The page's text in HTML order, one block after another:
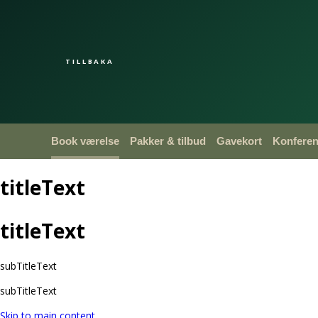
TILLBAKA
Book værelse Pakker & tilbud Gavekort
titleText
titleText
subTitleText
subTitleText